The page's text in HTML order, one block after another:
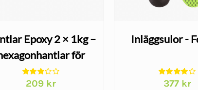
Epoxy 2 × 1kg –
för
hemmaträning
209 kr
Inläggsulor -
377 kr